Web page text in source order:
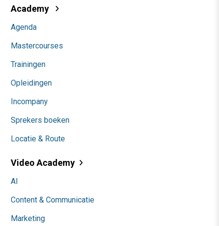
Academy
Agenda
Mastercourses
Trainingen
Opleidingen
Incompany
Sprekers boeken
Locatie & Route
Video Academy
AI
Content & Communicatie
Marketing